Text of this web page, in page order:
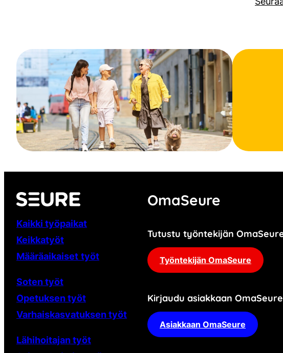
Kaikki työpaikat
Keikkatyöt
Määräaikaiset työt
Soten työt
Opetuksen työt
Varhaiskasvatuksen työt
Lähihoitajan työt
OmaSeure
Tutustu työntekijän
Työntekijän OmaSeure
Kirjaudu asiakkaan
Asiakkaan OmaSeure